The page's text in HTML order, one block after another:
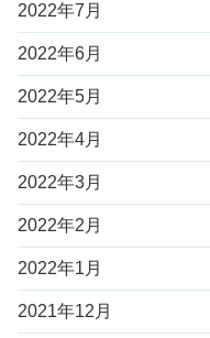
2022年7月
2022年6月
2022年5月
2022年4月
2022年3月
2022年2月
2022年1月
2021年12月